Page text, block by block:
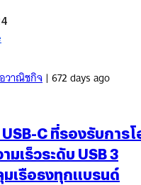
วาณิชกิจ| 672 days ago
C ที่รองรับการ
มเร็วระดับ USB 3
เรือธงทุกแบรนด์